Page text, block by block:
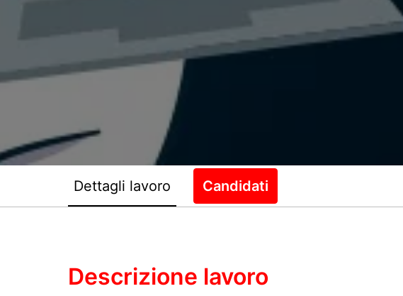
Dettagli lavoro Candidati
Descrizione lavoro